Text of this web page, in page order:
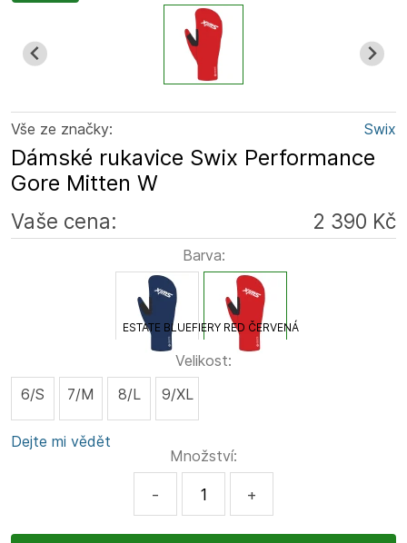
Vše ze značky: Swix
Dámské rukavice Swix Performance
Gore Mitten W
Vaše cena: 2 390 Kč
Barva:
ESTATE BLUEFIERY RED ČERVENÁ
Velikost:
6/S
7/M 8/L 9/XL
Dejte mi vědět
Množství:
- +